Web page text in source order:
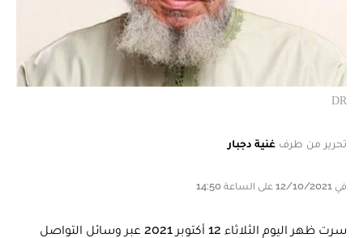
DR
تحرير من طرف غنية دجبار
في 12/10/2021 على الساعة 14:50
سرت ظهر اليوم الثلاثاء 12 أكتوبر 2021 عبر وسائل التواصل